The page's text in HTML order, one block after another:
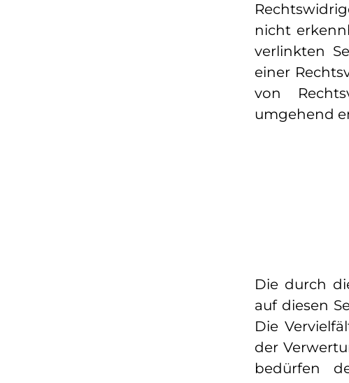
nicht
verlinkten
einer
von
umgehend
Die durch
auf diesen
Die
der
bedürfen